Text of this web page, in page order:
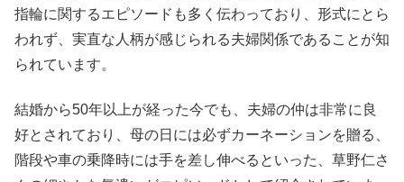
指輪に関するエピソードも多く伝わっており、形式にとら
われず、実直な人柄が感じられる夫婦関係であることが知
られています。
結婚から50年以上が経った今でも、夫婦の仲は非常に良
好とされており、母の日には必ずカーネーションを贈る、
階段や車の乗降時には手を差し伸べるといった、草野仁さ